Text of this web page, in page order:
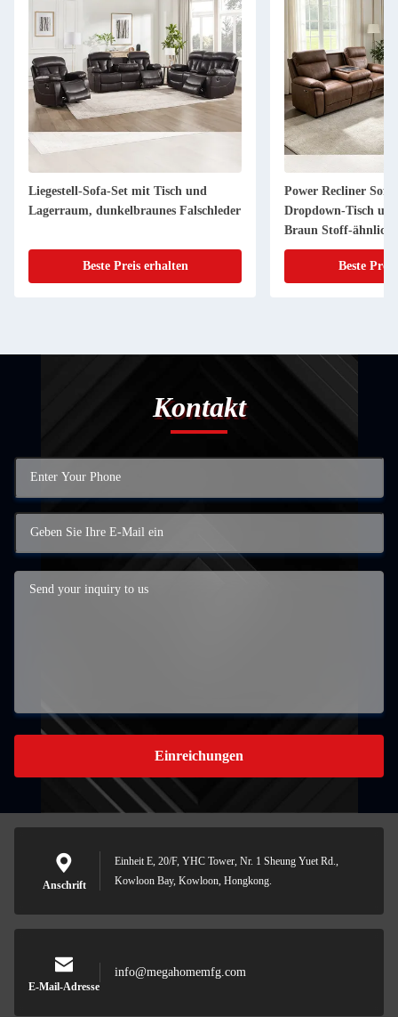
Liegestell-Sofa-Set mit Tisch und
Lagerraum, dunkelbraunes Falschleder
Beste Preis erhalten
Power Recliner Sofa
Dropdown-Tisch
Braun Stoff-
Beste
Kontakt
Einreichungen
Anschrift
Einheit E, 20/F, YHC Tower, Nr. 1 Sheung Yuet Rd.,
Kowloon Bay, Kowloon, Hongkong.
E-Mail-Adresse
info@megahomemfg.com